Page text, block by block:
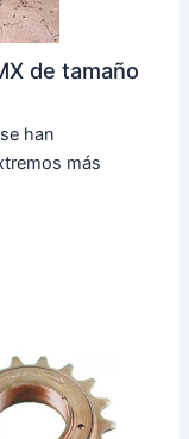
de tamaño
han
más